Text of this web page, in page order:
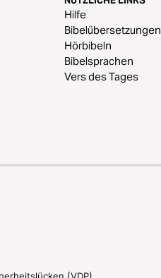
Hilfe
Bibelübersetzungen
Hörbibeln
Bibelsprachen
Vers des Tages
(VDP)